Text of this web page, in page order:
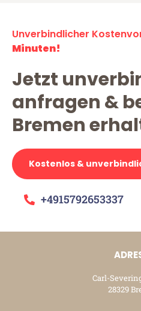
Unverbindlicher
Minuten!
Jetzt
anfragen &
Bremen
Kostenlos &
+4915792653337
Carl-
28329